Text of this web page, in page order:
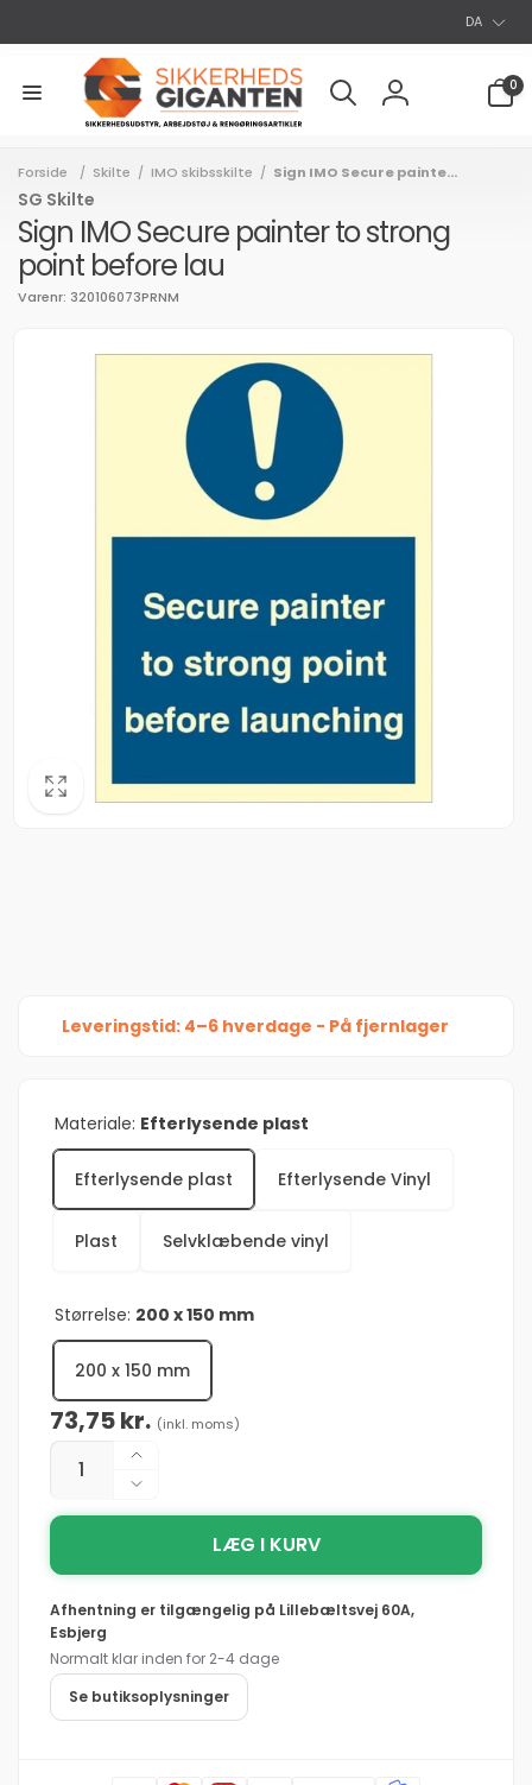
p
DA
Log
0
0
varer
Forside / Skilte / IMO skibsskilte / Sign IMO Secure painte...
SG Skilte
Sign IMO Secure painter to strong
point before lau
Varenr: 320106073PRNM
Leveringstid: 4–6 hverdage - På fjernlager
Materiale: Efterlysende plast
Efterlysende plast Efterlysende Vinyl
Plast Selvklæbende vinyl
Størrelse: 200 x 150 mm
200 x 150 mm
Normalpris
73,75 kr. (inkl. moms)
Antal
Øg
antallet
for
painter
strong
point
before
Reducer
antallet
Sign
Secure
to
strong
point
LÆG I KURV
Afhentning er tilgængelig på Lillebæltsvej 60A,
Esbjerg
Normalt klar inden for 2-4 dage
Se butiksoplysninger